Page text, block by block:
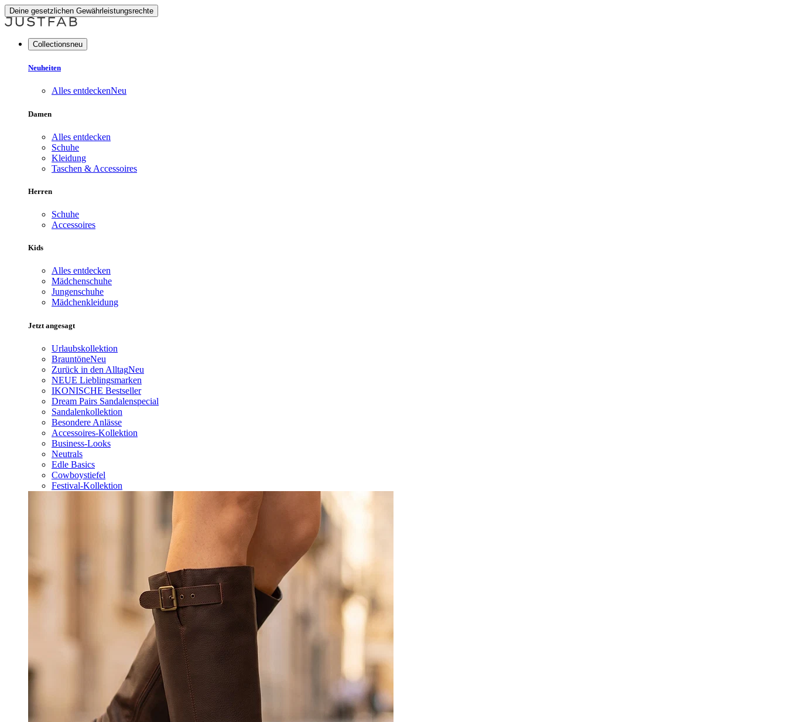
Deine gesetzlichen Gewährleistungsrechte
Collectionsneu
Neuheiten
Alles entdeckenNeu
Damen
Alles entdecken
Schuhe
Kleidung
Taschen & Accessoires
Herren
Schuhe
Accessoires
Kids
Alles entdecken
Mädchenschuhe
Jungenschuhe
Mädchenkleidung
Jetzt angesagt
Urlaubskollektion
BrauntöneNeu
Zurück in den AlltagNeu
NEUE Lieblingsmarken
IKONISCHE Bestseller
Dream Pairs Sandalenspecial
Sandalenkollektion
Besondere Anlässe
Accessoires-Kollektion
Business-Looks
Neutrals
Edle Basics
Cowboystiefel
Festival-Kollektion